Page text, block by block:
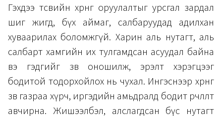
Гэхдээ төсвийн хөрөнгө оруулалтыг урсгал зардал
шиг жигд, бүх аймаг, салбаруудад адилхан
хуваарилах боломжгүй. Харин аль нутагт, аль
салбарт хамгийн их тулгамдсан асуудал байна
вэ гэдгийг зөв оношилж, эрэлт хэрэгцээг
бодитой тодорхойлох нь чухал. Ингэснээр хөрөнгө
зөв газраа хүрч, иргэдийн амьдралд бодит өөрчлөлт
авчирна. Жишээлбэл, алслагдсан бүс нутагт